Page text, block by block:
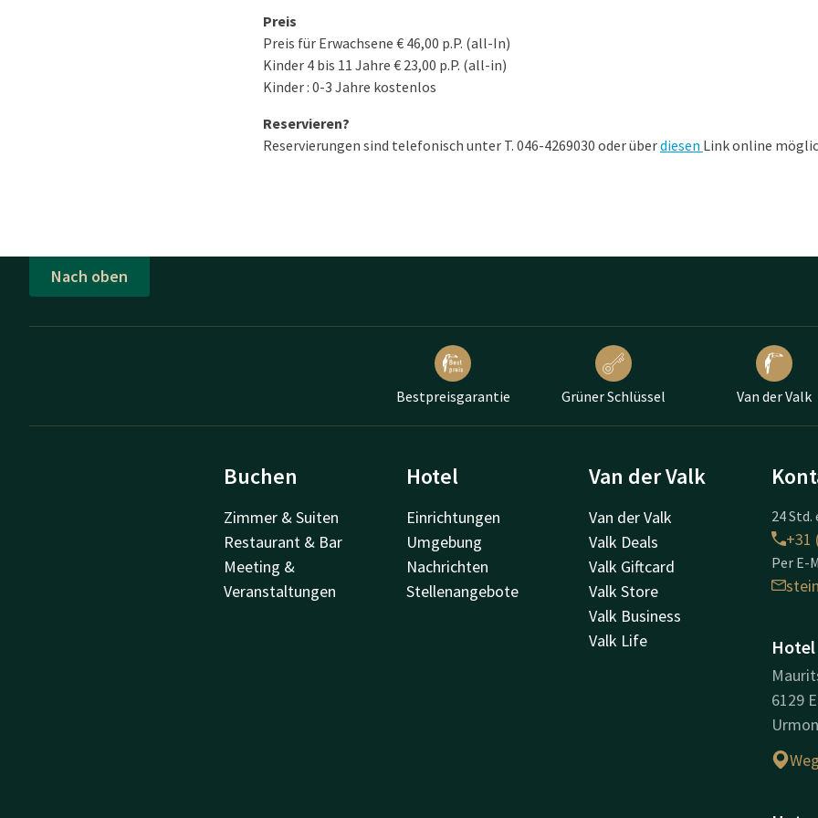
Preis
Preis für Erwachsene € 46,00 p.P. (all-In)
Kinder 4 bis 11 Jahre € 23,00 p.P. (all-in)
Kinder : 0-3 Jahre kostenlos
Reservieren?
Reservierungen sind telefonisch unter T. 046-4269030 oder überdiesen Link online
Nach oben
Bestpreisgarantie Grüner Schlüssel Van der Valk
Buchen
Zimmer & Suiten
Restaurant & Bar
Meeting &
Veranstaltungen
Hotel
Einrichtungen
Umgebung
Nachrichten
Stellenangebote
Van der Valk
Van der Valk
Valk Deals
Valk Giftcard
Valk Store
Valk Business
Valk Life
24
+31
Per E-
6129